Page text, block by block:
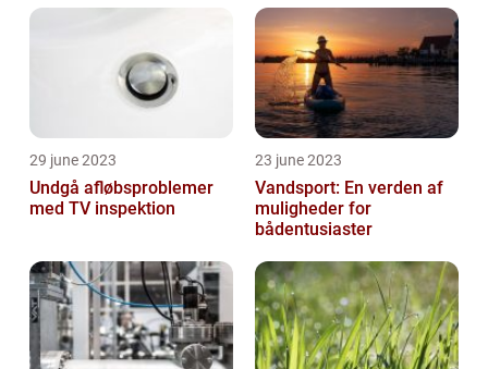
29 june 2023
Undgå afløbsproblemer
med TV inspektion
23 june 2023
Vandsport: En verden af
muligheder for
bådentusiaster